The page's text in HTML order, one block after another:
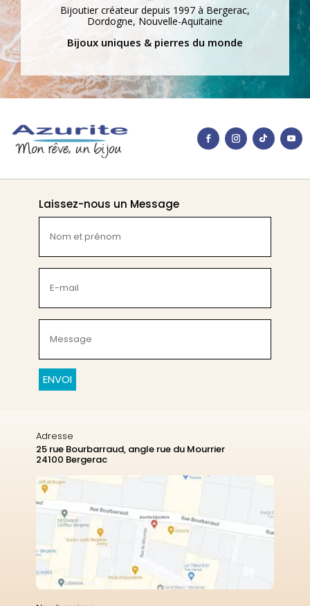
Bijoutier créateur depuis 1997 à Bergerac,
Dordogne, Nouvelle-Aquitaine
Bijoux uniques & pierres du monde
Laissez-nous un Message
et
prénom
(Nécessaire)
mail
(Nécessaire)
(Nécessaire)
CAPTCHA
Adresse
25 rue Bourbarraud, angle rue du Mourrier
24100 Bergerac